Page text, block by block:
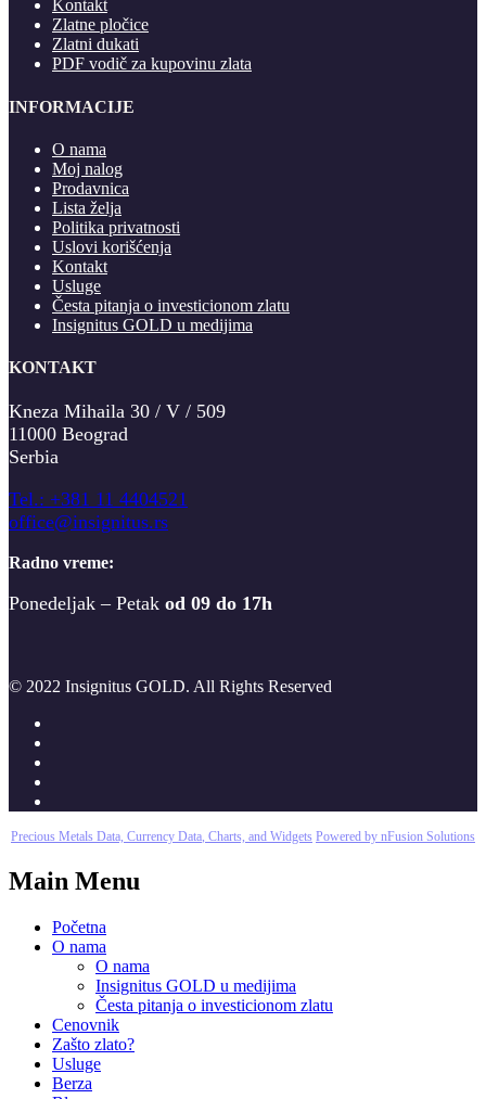
Kontakt
Zlatne pločice
Zlatni dukati
PDF vodič za kupovinu zlata
INFORMACIJE
O nama
Moj nalog
Prodavnica
Lista želja
Politika privatnosti
Uslovi korišćenja
Kontakt
Usluge
Česta pitanja o investicionom zlatu
Insignitus GOLD u medijima
KONTAKT
Kneza Mihaila 30 / V / 509
11000 Beograd
Serbia
Tel.: +381 11 4404521
office@insignitus.rs
Radno vreme:
Ponedeljak – Petak od 09 do 17h
© 2022 Insignitus GOLD. All Rights Reserved
Precious Metals Data, Currency Data, Charts, and Widgets Powered by nFusion Solutions
Main Menu
Početna
O nama
O nama
Insignitus GOLD u medijima
Česta pitanja o investicionom zlatu
Cenovnik
Zašto zlato?
Usluge
Berza